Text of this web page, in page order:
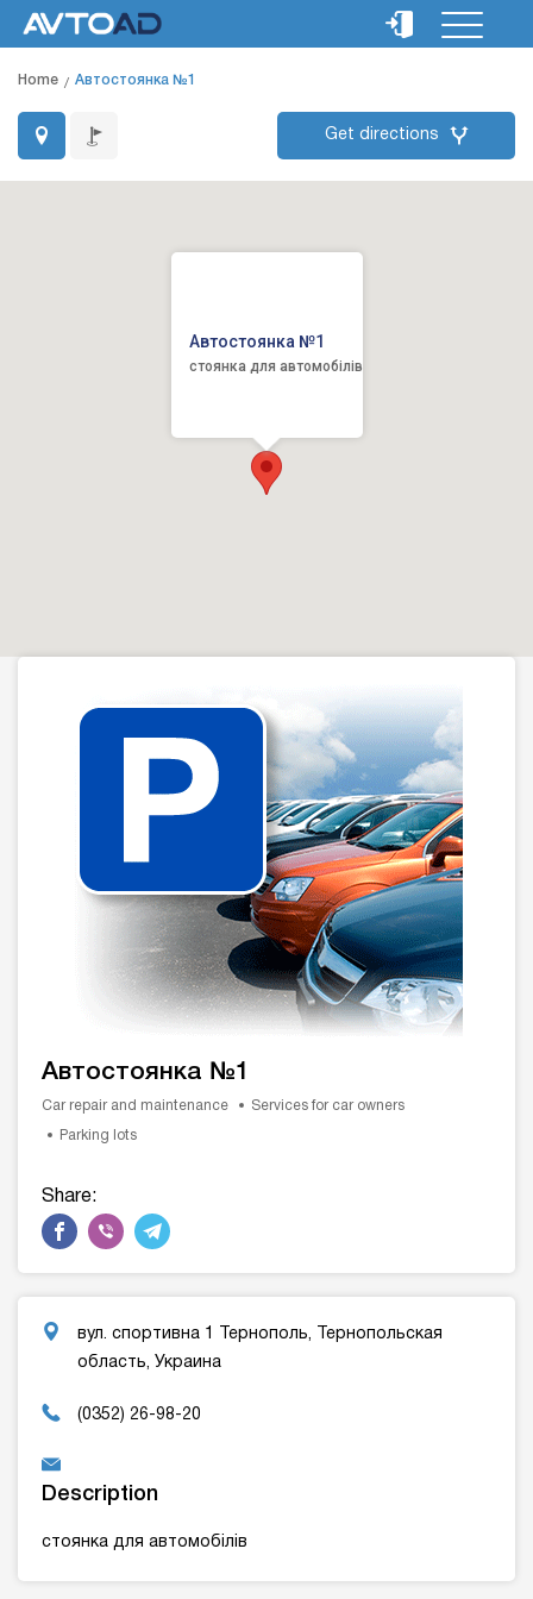
Home Автостоянка №1
Get directions
Автостоянка №1
стоянка для автомобілів
Автостоянка №1
Car repair and maintenance Services for car owners
Parking lots
Share:
вул. спортивна 1 Тернополь, Тернопольская
область, Украина
(0352) 26-98-20
Description
стоянка для автомобілів